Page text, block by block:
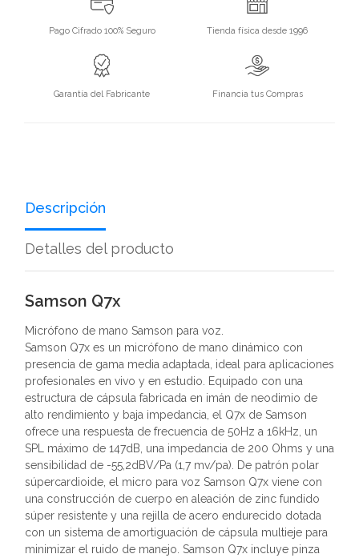
Pago Cifrado 100% Seguro Tienda física desde 1996
Garantía del Fabricante Financia tus Compras
Descripción
Detalles del producto
Samson Q7x
Micrófono de mano Samson para voz.
Samson Q7x es un micrófono de mano dinámico con
presencia de gama media adaptada, ideal para aplicaciones
profesionales en vivo y en estudio. Equipado con una
estructura de cápsula fabricada en imán de neodimio de
alto rendimiento y baja impedancia, el Q7x de Samson
ofrece una respuesta de frecuencia de 50Hz a 16kHz, un
SPL máximo de 147dB, una impedancia de 200 Ohms y una
sensibilidad de -55,2dBV/Pa (1,7 mv/pa). De patrón polar
súpercardioide, el micro para voz Samson Q7x viene con
una construcción de cuerpo en aleación de zinc fundido
súper resistente y una rejilla de acero endurecido dotada
con un sistema de amortiguación de cápsula multieje para
minimizar el ruido de manejo. Samson Q7x incluye pinza